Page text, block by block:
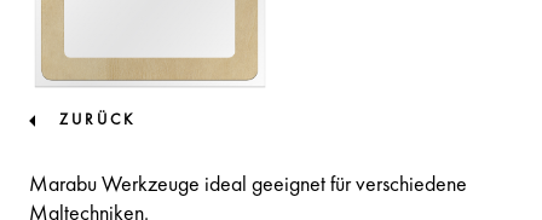
ZURÜCK
Marabu Werkzeuge ideal geeignet für verschiedene
Maltechniken.